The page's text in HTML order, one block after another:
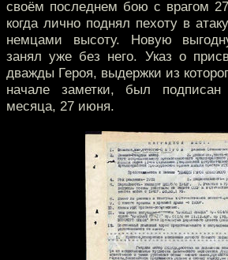
своём последнем бою с врагом
когда лично поднял пехоту в
немцами высоту. Новую
занял уже без него. Указ о
дважды Героя, выдержки из
начале заметки, был
месяца, 27 июня.